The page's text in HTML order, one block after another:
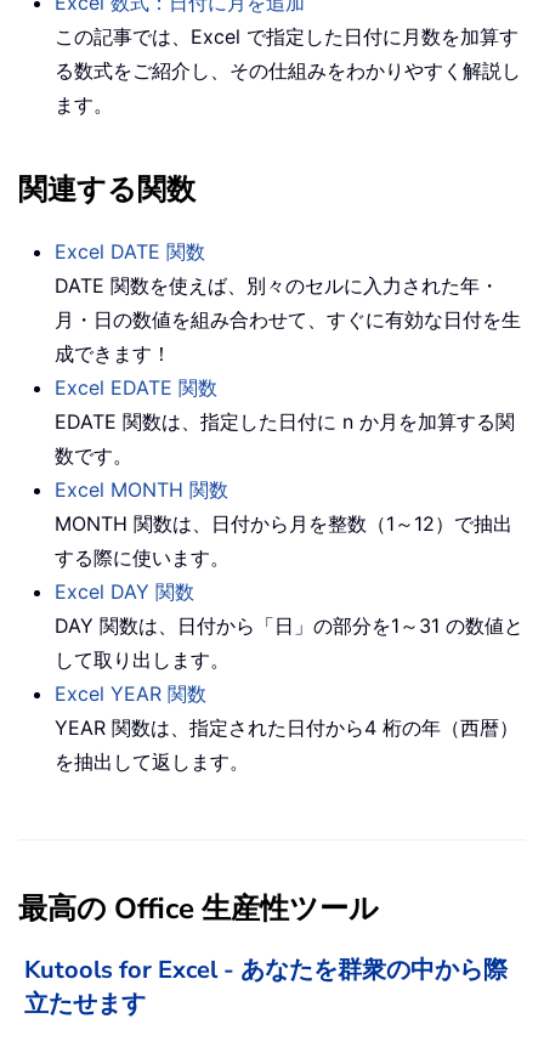
この記事では、Excel で指定した日付に月数を加算す
る数式をご紹介し、その仕組みをわかりやすく解説し
ます。
関連する関数
Excel DATE 関数
DATE 関数を使えば、別々のセルに入力された年・
月・日の数値を組み合わせて、すぐに有効な日付を生
成できます！
Excel EDATE 関数
EDATE 関数は、指定した日付に n か月を加算する関
数です。
Excel MONTH 関数
MONTH 関数は、日付から月を整数（1～12）で抽出
する際に使います。
Excel DAY 関数
DAY 関数は、日付から「日」の部分を1～31 の数値と
して取り出します。
Excel YEAR 関数
YEAR 関数は、指定された日付から4 桁の年（西暦）
を抽出して返します。
最高の Office 生産性ツール
Kutools for Excel - あなたを群衆の中から際
立たせます